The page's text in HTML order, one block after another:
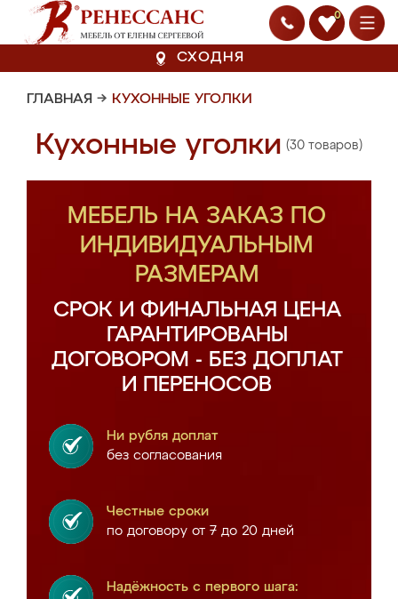
0
СХОДНЯ
ГЛАВНАЯ → КУХОННЫЕ УГОЛКИ
Кухонные уголки (30 товаров)
МЕБЕЛЬ НА ЗАКАЗ ПО
ИНДИВИДУАЛЬНЫМ
РАЗМЕРАМ
СРОК И ФИНАЛЬНАЯ ЦЕНА
ГАРАНТИРОВАНЫ
ДОГОВОРОМ - БЕЗ ДОПЛАТ
И ПЕРЕНОСОВ
Ни рубля доплат
без согласования
Честные сроки
по договору от 7 до 20 дней
Надёжность с первого шага: